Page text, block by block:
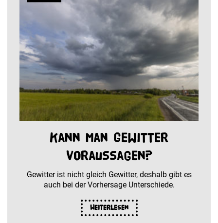
Kann man Gewitter
voraussagen?
Gewitter ist nicht gleich Gewitter, deshalb gibt es
auch bei der Vorhersage Unterschiede.
Weiterlesen